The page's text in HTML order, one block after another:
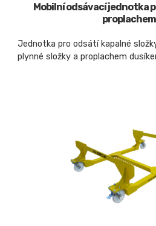
Mobilní odsávací jednotka
proplachem
Jednotka pro odsátí kapalné
plynné složky a proplachem